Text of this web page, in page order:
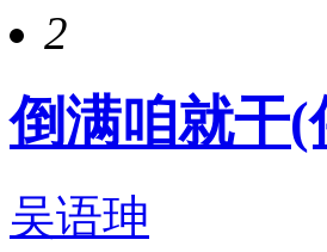
2
倒满咱就干(
吴语珅